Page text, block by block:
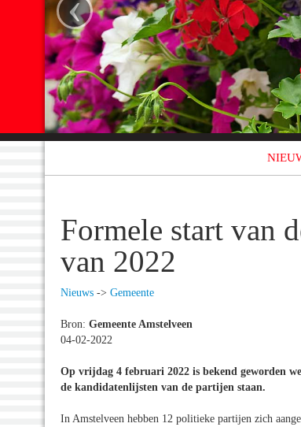
Formele start van
van 2022
Nieuws -> Gemeente
Bron: Gemeente Amstelveen
04-02-2022
Op vrijdag 4 februari 2022 is bekend geworden
de kandidatenlijsten van de partijen staan.
In Amstelveen hebben 12 politieke partijen zich